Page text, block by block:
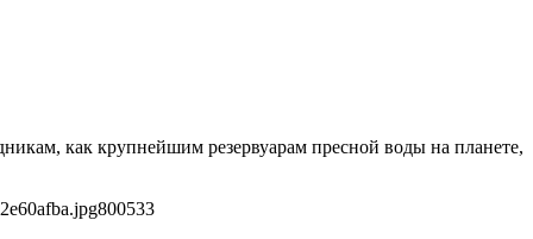
как крупнейшим резервуарам пресной воды на планете,
800533